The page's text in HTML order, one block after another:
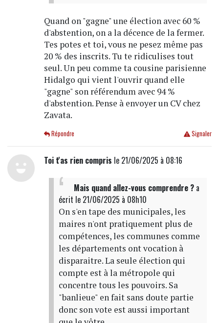
Quand on "gagne" une élection avec 60 %
d'abstention, on a la décence de la fermer.
Tes potes et toi, vous ne pesez même pas
20 % des inscrits. Tu te ridiculises tout
seul. Un peu comme ta cousine parisienne
Hidalgo qui vient l'ouvrir quand elle
"gagne" son référendum avec 94 %
d'abstention. Pense à envoyer un CV chez
Zavata.
Signaler
Répondre
Toi t'as rien compris le 21/06/2025 à 08:16
Mais quand allez-vous comprendre ?a
écrit le 21/06/2025 à 08h10
On s'en tape des municipales, les
maires n'ont pratiquement plus de
compétences, les communes comme
les départements ont vocation à
disparaitre. La seule élection qui
compte est à la métropole qui
concentre tous les pouvoirs. Sa
"banlieue" en fait sans doute partie
donc son vote est aussi important